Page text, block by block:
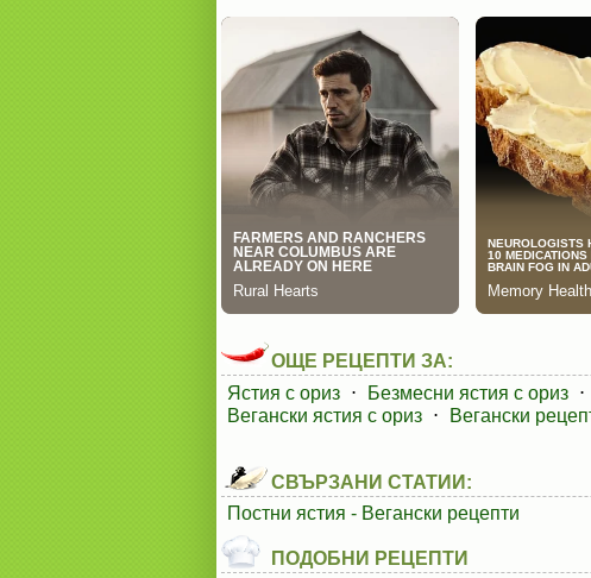
ОЩЕ РЕЦЕПТИ ЗА:
Ястия с ориз ⋅ Безмесни ястия с ориз ⋅
Вегански ястия с ориз ⋅ Вегански
СВЪРЗАНИ СТАТИИ:
Постни ястия - Вегански рецепти
ПОДОБНИ РЕЦЕПТИ